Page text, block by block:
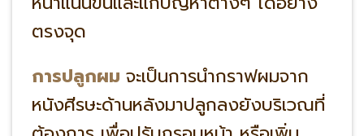
ตรงจุด
การปลูกผม จะเป็นการนำกราฟผมจาก
หนังศีรษะด้านหลังมาปลูกลงยังบริเวณที่